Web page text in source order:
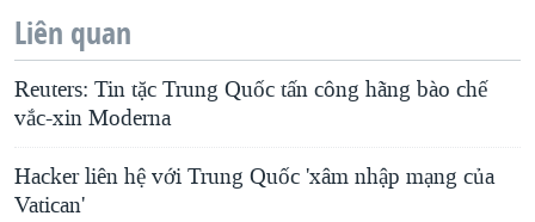
Liên quan
Reuters: Tin tặc Trung Quốc tấn công hãng bào chế
vắc-xin Moderna
Hacker liên hệ với Trung Quốc 'xâm nhập mạng của
Vatican'